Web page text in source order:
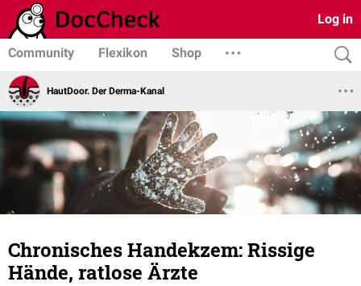
Log in
Community Flexikon Shop
HautDoor. Der Derma-Kanal
Chronisches Handekzem: Rissige
Hände, ratlose Ärzte